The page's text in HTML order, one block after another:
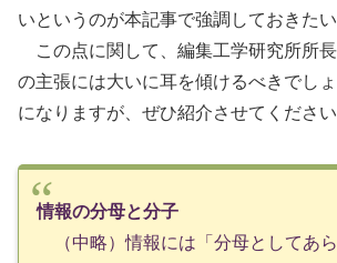
いというのが本記事で強調しておきたい
この点に関して、編集工学研究所所
の主張には大いに耳を傾けるべきでし
になりますが、ぜひ紹介させてください
情報の分母と分子
（中略）情報には「分母としてあ